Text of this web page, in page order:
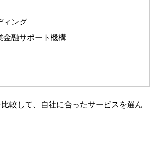
ィング
金融サポート機構
較して、自社に合ったサービスを選ん